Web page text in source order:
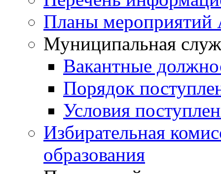
Планы мероприятий
Муниципальная
Вакантные
Порядок
Условия
Избирательная
образования